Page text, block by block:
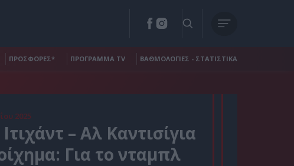
ΠΡΟΣΦΟΡΕΣ* ΠΡΟΓΡΑΜΜΑ TV ΒΑΘΜΟΛΟΓΙΕΣ - ΣΤΑΤΙΣΤΙΚΑ
2025
– Αλ Καντισίγια
Για το νταμπλ